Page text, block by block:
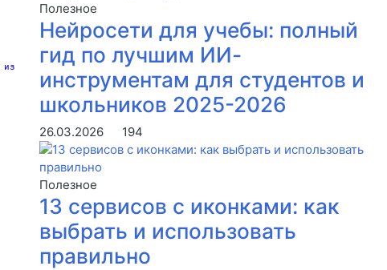
изложения."
Полезное
Нейросети для учебы: полный
гид по лучшим ИИ-
инструментам для студентов и
школьников 2025-2026
26.03.2026 194
Полезное
13 сервисов с иконками: как
выбрать и использовать
правильно